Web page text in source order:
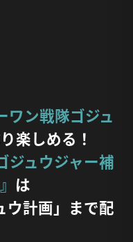
ワン戦隊ゴジュ
楽しめる！
ジュウジャー補
は
ウ計画」まで配